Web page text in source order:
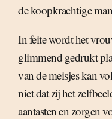
de koopkrachtige
In feite wordt het
glimmend gedrukt
van de meisjes kan
niet dat zij het
aantasten en zorgen